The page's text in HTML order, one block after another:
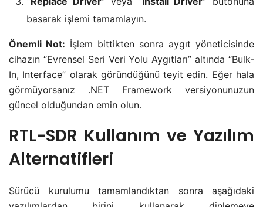
basarak işlemi tamamlayın.
Önemli Not: İşlem bittikten sonra aygıt yöneticisinde
cihazın “Evrensel Seri Veri Yolu Aygıtları” altında “Bulk-
In, Interface” olarak göründüğünü teyit edin. Eğer hala
görmüyorsanız .NET Framework versiyonunuzun
güncel olduğundan emin olun.
RTL-SDR Kullanım ve Yazılım
Alternatifleri
Sürücü kurulumu tamamlandıktan sonra aşağıdaki